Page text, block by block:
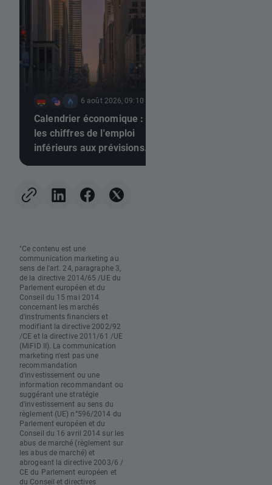
6 août 2026, 09:10
Calendrier économique :
les chiffres de l'emploi
inférieurs aux prévisions
"Ce contenu est une
communication marketing au
sens de l'art. 24, paragraphe 3,
de la directive 2014/65 /UE du
Parlement européen et du
Conseil du 15 mai 2014
concernant les marchés
d'instruments financiers et
modifiant la directive 2002/92
/CE et la directive 2011/61 /UE
(MiFID II). La communication
marketing n'est pas une
recommandation
d'investissement ou une
information recommandant ou
suggérant une stratégie
d'investissement au sens du
règlement (UE) n°596/2014 du
Parlement européen et du
Conseil du 16 avril 2014 sur les
abus de marché (règlement sur
les abus de marché) et
abrogeant la directive 2003/6 /
CE du Parlement européen et
du Conseil et directives